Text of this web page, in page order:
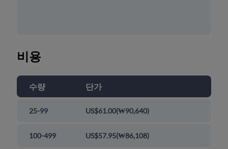
비용
수량 단가
25-99 US$61.00(₩90,640)
100-499 US$57.95(₩86,108)